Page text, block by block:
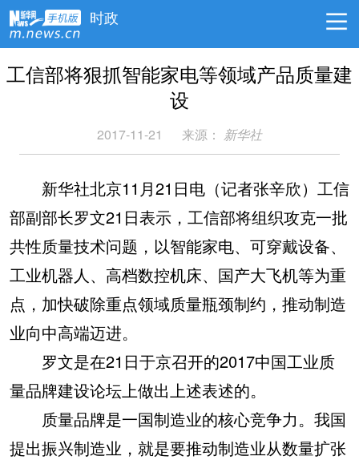
时政
工信部将狠抓智能家电等领域产品质量建
设
2017-11-21 来源： 新华社
新华社北京11月21日电（记者张辛欣）工信
部副部长罗文21日表示，工信部将组织攻克一批
共性质量技术问题，以智能家电、可穿戴设备、
工业机器人、高档数控机床、国产大飞机等为重
点，加快破除重点领域质量瓶颈制约，推动制造
业向中高端迈进。
罗文是在21日于京召开的2017中国工业质
量品牌建设论坛上做出上述表述的。
质量品牌是一国制造业的核心竞争力。我国
提出振兴制造业，就是要推动制造业从数量扩张